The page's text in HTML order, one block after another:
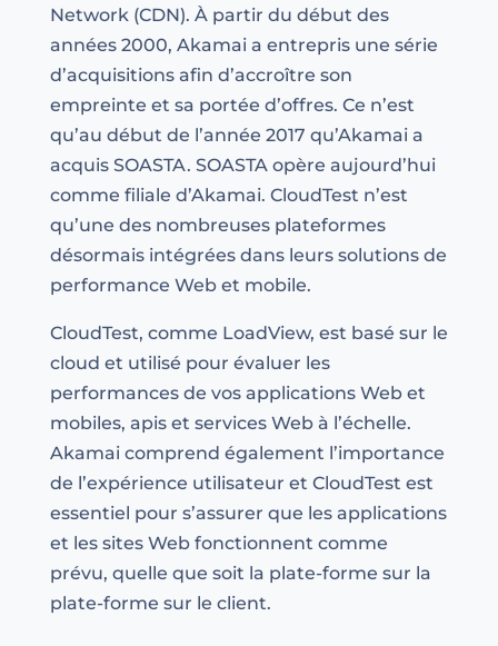
Network (CDN). À partir du début des
années 2000, Akamai a entrepris une série
d’acquisitions afin d’accroître son
empreinte et sa portée d’offres. Ce n’est
qu’au début de l’année 2017 qu’Akamai a
acquis SOASTA. SOASTA opère aujourd’hui
comme filiale d’Akamai. CloudTest n’est
qu’une des nombreuses plateformes
désormais intégrées dans leurs solutions de
performance Web et mobile.
CloudTest, comme LoadView, est basé sur le
cloud et utilisé pour évaluer les
performances de vos applications Web et
mobiles, apis et services Web à l’échelle.
Akamai comprend également l’importance
de l’expérience utilisateur et CloudTest est
essentiel pour s’assurer que les applications
et les sites Web fonctionnent comme
prévu, quelle que soit la plate-forme sur la
plate-forme sur le client.